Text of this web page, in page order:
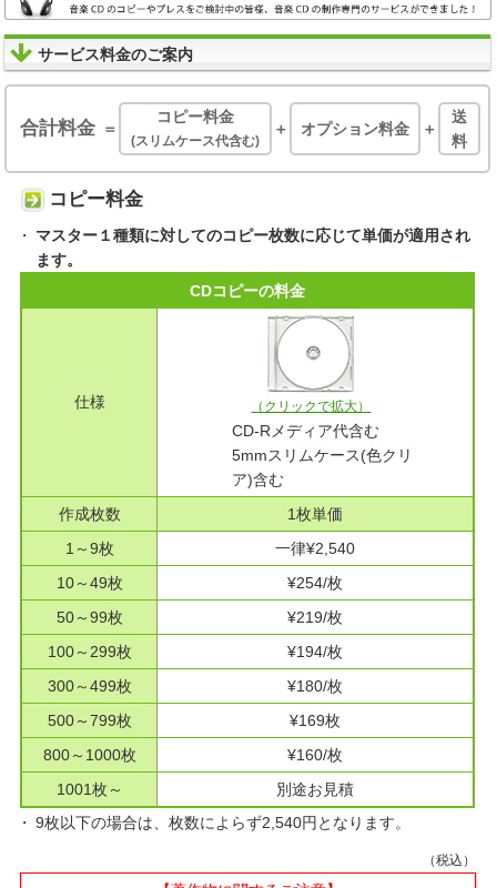
サービス料金のご案内
合計料金 ＝
コピー料金
(スリムケース代含む)
＋ オプション料金 ＋
送
料
コピー料金
マスター１種類に対してのコピー枚数に応じて単価が適用され
ます。
CDコピーの料金
仕様 （クリックで拡大）
CD-Rメディア代含む
5mmスリムケース(色クリ
ア)含む
作成枚数
1枚単価
1～9枚
一律¥2,540
10～49枚
¥254/枚
50～99枚
¥219/枚
100～299枚
¥194/枚
300～499枚
¥180/枚
500～799枚
¥169枚
800～1000枚
¥160/枚
1001枚～
別途お見積
9枚以下の場合は、枚数によらず2,540円となります。
（税込）